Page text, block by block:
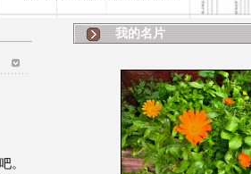
。
我的名片